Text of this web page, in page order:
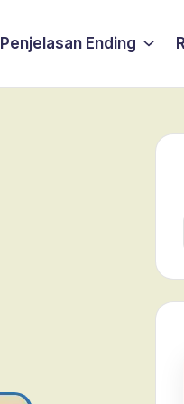
Penjelasan Ending